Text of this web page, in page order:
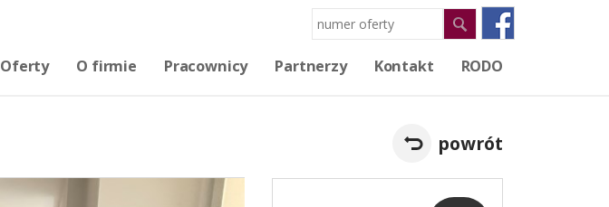
Oferty O firmie Pracownicy Partnerzy Kontakt RODO
powrót